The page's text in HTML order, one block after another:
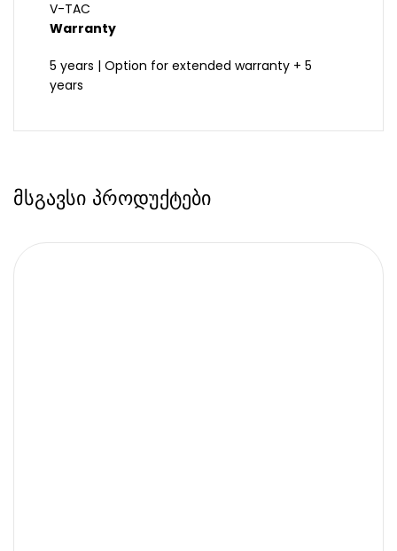
V-TAC
Warranty
5 years | Option for extended warranty + 5
years
მსგავსი პროდუქტები